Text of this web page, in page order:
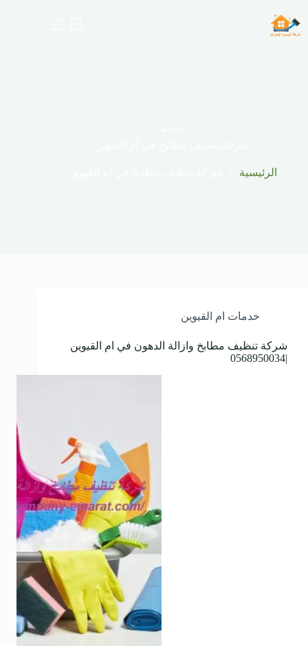
إلى
المحتوى
الرئيسية
خدمات ام القيوين
شركة تنظيف مطابخ وازالة الدهون في ام القيوين
|0568950034